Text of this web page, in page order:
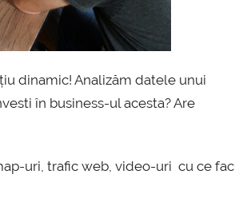
dinamic! Analizăm datele unui
în business-ul acesta? Are
uri, trafic web, video-uri cu ce fac